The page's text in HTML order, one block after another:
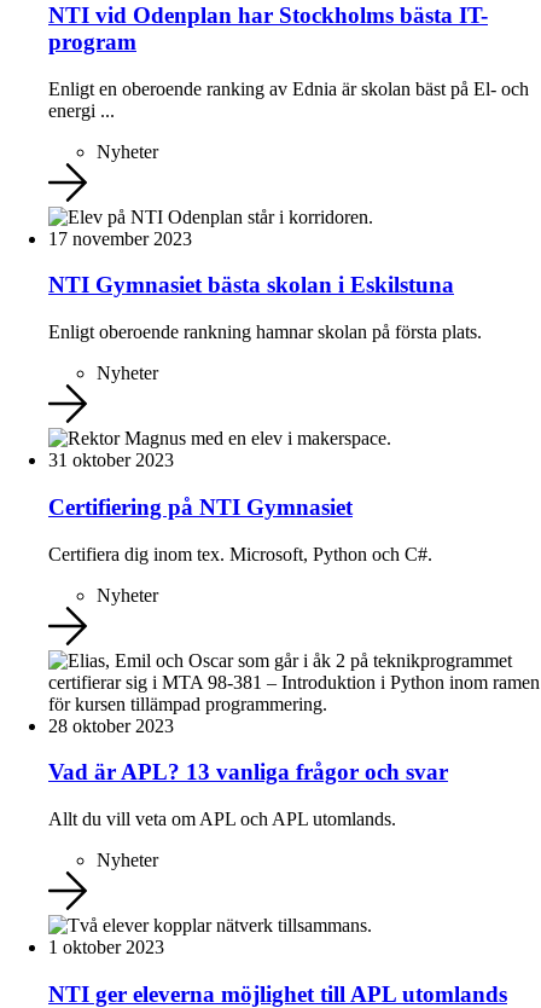
NTI vid Odenplan har Stockholms bästa IT-
program
Enligt en oberoende ranking av Ednia är skolan bäst på El- och
energi ...
Nyheter
17 november 2023
NTI Gymnasiet bästa skolan i Eskilstuna
Enligt oberoende rankning hamnar skolan på första plats.
Nyheter
31 oktober 2023
Certifiering på NTI Gymnasiet
Certifiera dig inom tex. Microsoft, Python och C#.
Nyheter
28 oktober 2023
Vad är APL? 13 vanliga frågor och svar
Allt du vill veta om APL och APL utomlands.
Nyheter
1 oktober 2023
NTI ger eleverna möjlighet till APL utomlands